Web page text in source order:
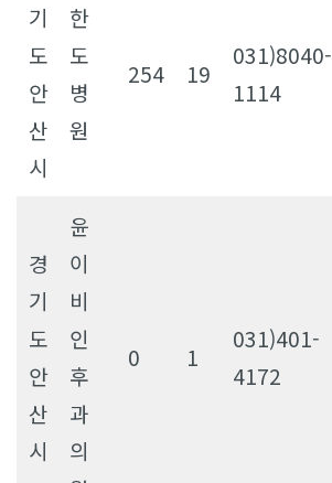
기
도
안
산
시
한
도
병
원
254 19
031)8040-
1114
경
기
도
안
산
시
윤
이
비
인
후
과
의
0 1
031)401-
4172